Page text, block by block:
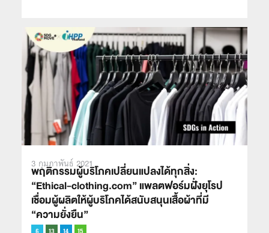
3 กุมภาพันธ์ 2021
พฤติกรรมผู้บริโภคเปลี่ยนแปลงได้ทุกสิ่ง:
“Ethical-clothing.com” แพลตฟอร์มฝั่งยุโรป
เชื่อมผู้ผลิตให้ผู้บริโภคได้สนับสนุนเสื้อผ้าที่มี
“ความยั่งยืน”